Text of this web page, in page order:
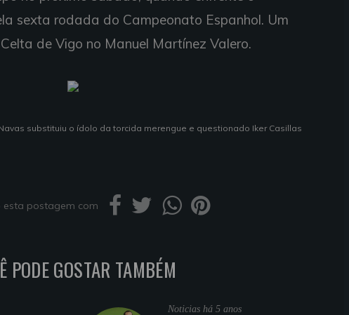
sexta rodada do Campeonato Espanhol. Um
de Vigo no Manuel Martínez Valero.
substituiu o ídolo da torcida merengue e questionado Iker Casillas
postagem com
PODE GOSTAR TAMBÉM
Noticias há 5 anos